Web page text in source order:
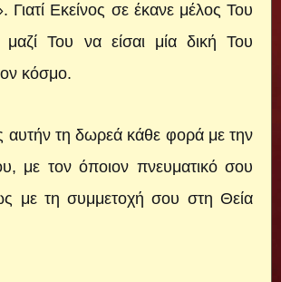
Γιατί Εκείνος σε έκανε μέλος Του
μαζί Του να είσαι μία δική Του
κόσμο.
αυτήν τη δωρεά κάθε φορά με την
με τον όποιον πνευματικό σου
με τη συμμετοχή σου στη Θεία